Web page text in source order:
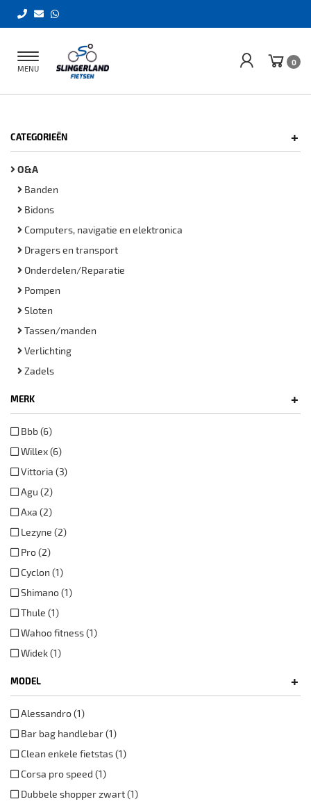
Toggle
navigation
MENU
0
CATEGORIEËN +
O&A
Banden
Bidons
Computers, navigatie en elektronica
Dragers en transport
Onderdelen/Reparatie
Pompen
Sloten
Tassen/manden
Verlichting
Zadels
MERK +
Bbb (6)
Willex (6)
Vittoria (3)
Agu (2)
Axa (2)
Lezyne (2)
Pro (2)
Cyclon (1)
Shimano (1)
Thule (1)
Wahoo fitness (1)
Widek (1)
MODEL +
Alessandro (1)
Bar bag handlebar (1)
Clean enkele fietstas (1)
Corsa pro speed (1)
Dubbele shopper zwart (1)